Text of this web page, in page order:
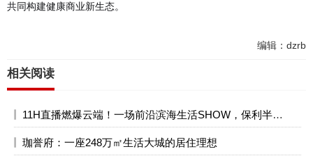
共同构建健康商业新生态。
编辑：dzrb
相关阅读
11H直播燃爆云端！一场前沿滨海生活SHOW，保利半岛1号引领潮流
珈誉府：一座248万㎡生活大城的居住理想